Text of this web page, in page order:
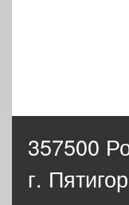
357500
г.